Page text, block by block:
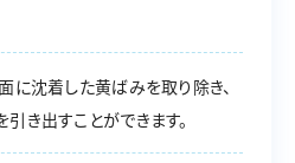
に沈着した黄ばみを取り除き、
き出すことができます。